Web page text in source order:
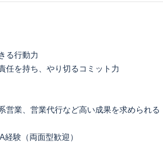
る行動力
任を持ち、やり切るコミット力
営業、営業代行など高い成果を求められる
経験（両面型歓迎）